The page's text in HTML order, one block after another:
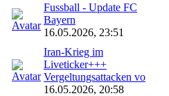
Fussball - Update FC
Bayern
16.05.2026, 23:51
Iran-Krieg im
Liveticker+++
Vergeltungsattacken vo
16.05.2026, 20:58